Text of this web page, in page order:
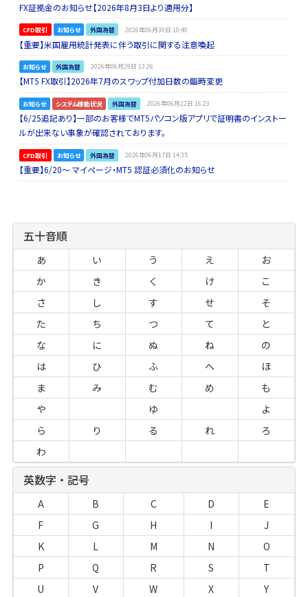
FX証拠金のお知らせ【2026年8月3日より適用分】
CFD取引 お知らせ 外国為替 2026年06月30日 10:40
【重要】米国雇用統計発表に伴う取引に関する注意喚起
お知らせ 外国為替 2026年06月29日 13:26
【MT5 FX取引】2026年7月のスワップ付加日数の臨時変更
お知らせ システム稼動状況 外国為替 2026年06月22日 16:23
【6/25追記あり】一部のお客様でMT5パソコン版アプリで証明書のインストー
ルが出来ない事象が確認されております。
CFD取引 お知らせ 外国為替 2026年06月17日 14:35
【重要】6/20～ マイページ・MT5 認証必須化のお知らせ
五十音順
あ い う え
お
か
き く け
こ
さ
し す せ
そ
た
ち つ て
と
な
に ぬ ね
の
は
ひ ふ へ
ほ
ま
み む め
も
や
ゆ
よ
ら
り る れ
ろ
わ
英数字・記号
A B C D
E
F
G H I
J
K
L M N
O
P
Q R S
T
U
V W X Y